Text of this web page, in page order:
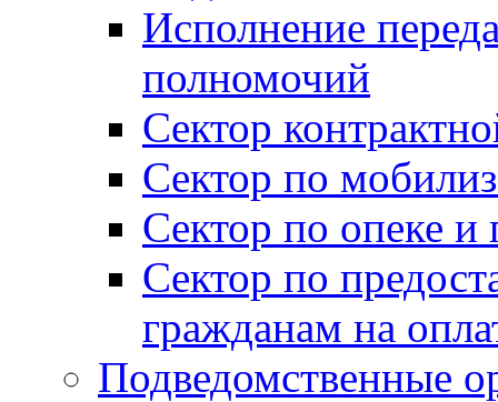
Исполнение
полномочий
Сектор
Сектор по
Сектор по опеке и
Сектор по
гражданам на
Подведомственные